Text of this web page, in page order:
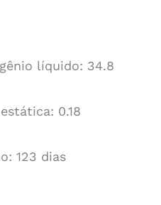
líquido: 34.8
0.18
123 dias